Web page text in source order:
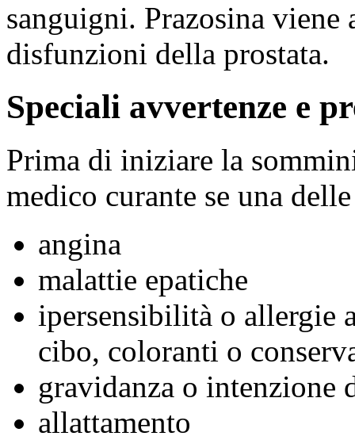
sanguigni. Prazosina viene
disfunzioni della prostata.
Speciali avvertenze e
Prima di iniziare la
medico curante se una
angina
malattie epatiche
ipersensibilità o allergie
cibo, coloranti o
gravidanza o intenzione
allattamento